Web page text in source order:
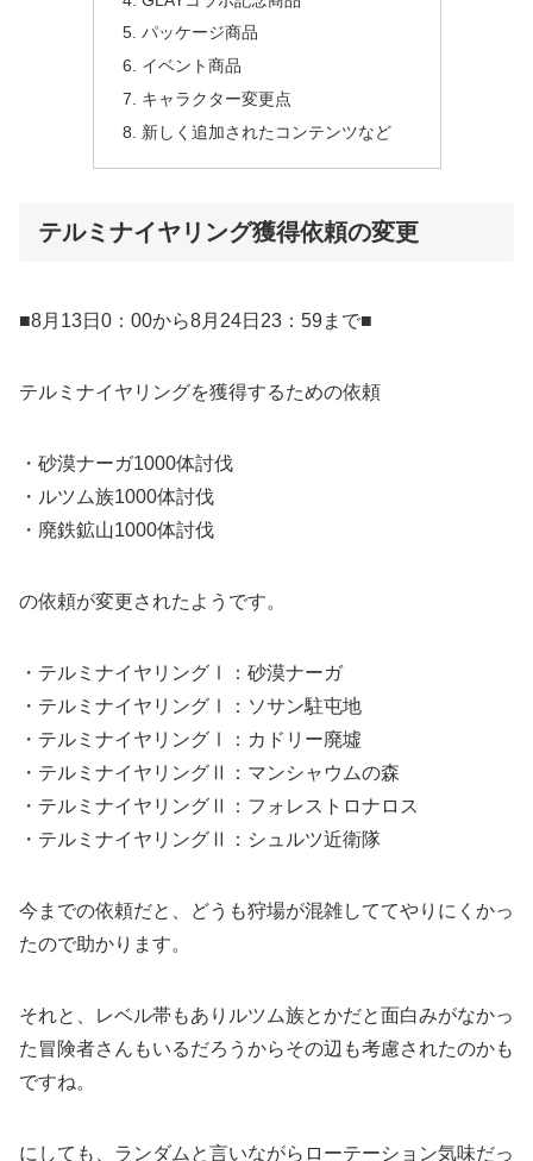
パッケージ商品
イベント商品
キャラクター変更点
新しく追加されたコンテンツなど
テルミナイヤリング獲得依頼の変更
■8月13日0：00から8月24日23：59まで■
テルミナイヤリングを獲得するための依頼
・砂漠ナーガ1000体討伐
・ルツム族1000体討伐
・廃鉄鉱山1000体討伐
の依頼が変更されたようです。
・テルミナイヤリングⅠ：砂漠ナーガ
・テルミナイヤリングⅠ：ソサン駐屯地
・テルミナイヤリングⅠ：カドリー廃墟
・テルミナイヤリングⅡ：マンシャウムの森
・テルミナイヤリングⅡ：フォレストロナロス
・テルミナイヤリングⅡ：シュルツ近衛隊
今までの依頼だと、どうも狩場が混雑しててやりにくかっ
たので助かります。
それと、レベル帯もありルツム族とかだと面白みがなかっ
た冒険者さんもいるだろうからその辺も考慮されたのかも
ですね。
にしても、ランダムと言いながらローテーション気味だっ